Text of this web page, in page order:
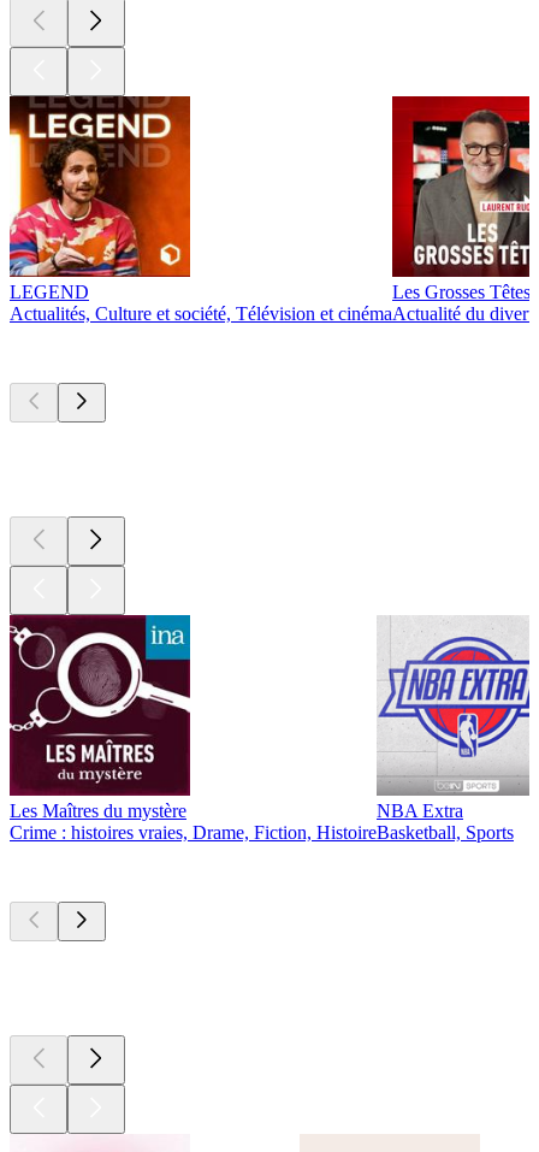
LEGEND
Actualités, Culture et société, Télévision et cinéma
Les Grosses Têtes
Actualité du
Les Maîtres du mystère
Crime : histoires vraies, Drame, Fiction, Histoire
NBA Extra
Basketball, Sports